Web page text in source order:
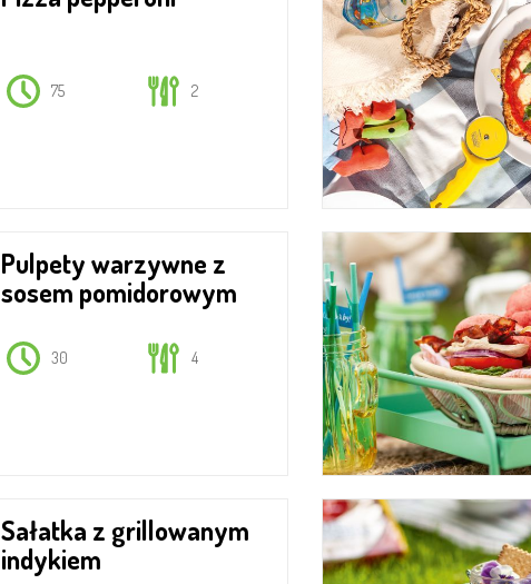
75 2
Pulpety warzywne z
sosem pomidorowym
30 4
Sałatka z grillowanym
indykiem